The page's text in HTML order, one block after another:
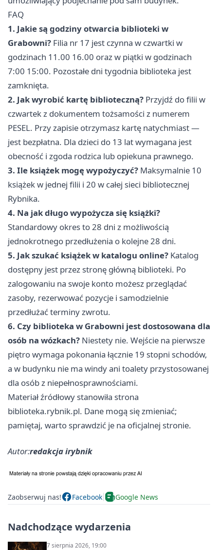
FAQ
1. Jakie są godziny otwarcia biblioteki w
Grabowni? Filia nr 17 jest czynna w czwartki w
godzinach 11.00 16.00 oraz w piątki w godzinach
7:00 15:00. Pozostałe dni tygodnia biblioteka jest
zamknięta.
2. Jak wyrobić kartę biblioteczną? Przyjdź do filii w
czwartek z dokumentem tożsamości z numerem
PESEL. Przy zapisie otrzymasz kartę natychmiast —
jest bezpłatna. Dla dzieci do 13 lat wymagana jest
obecność i zgoda rodzica lub opiekuna prawnego.
3. Ile książek mogę wypożyczyć? Maksymalnie 10
książek w jednej filii i 20 w całej sieci bibliotecznej
Rybnika.
4. Na jak długo wypożycza się książki?
Standardowy okres to 28 dni z możliwością
jednokrotnego przedłużenia o kolejne 28 dni.
5. Jak szukać książek w katalogu online? Katalog
dostępny jest przez stronę główną biblioteki. Po
zalogowaniu na swoje konto możesz przeglądać
zasoby, rezerwować pozycje i samodzielnie
przedłużać terminy zwrotu.
6. Czy biblioteka w Grabowni jest dostosowana dla
osób na wózkach? Niestety nie. Wejście na pierwsze
piętro wymaga pokonania łącznie 19 stopni schodów,
a w budynku nie ma windy ani toalety przystosowanej
dla osób z niepełnosprawnościami.
Materiał źródłowy stanowiła strona
biblioteka.rybnik.pl. Dane mogą się zmieniać;
pamiętaj, warto sprawdzić je na oficjalnej stronie.
Autor:redakcja irybnik
Zaobserwuj nas! Facebook Google News
Nadchodzące wydarzenia
7 sierpnia 2026, 19:00